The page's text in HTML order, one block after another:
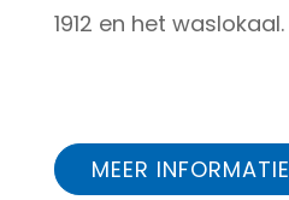
1912 en het waslokaal.
MEER INFORMATIE